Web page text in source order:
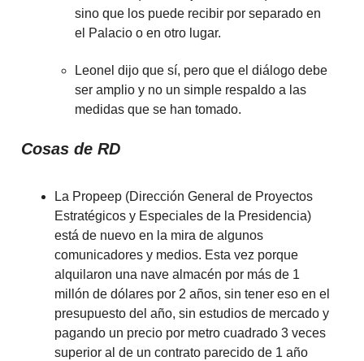
sino que los puede recibir por separado en
el Palacio o en otro lugar.
Leonel dijo que sí, pero que el diálogo debe
ser amplio y no un simple respaldo a las
medidas que se han tomado.
Cosas de RD
La Propeep (Dirección General de Proyectos
Estratégicos y Especiales de la Presidencia)
está de nuevo en la mira de algunos
comunicadores y medios. Esta vez porque
alquilaron una nave almacén por más de 1
millón de dólares por 2 años, sin tener eso en el
presupuesto del año, sin estudios de mercado y
pagando un precio por metro cuadrado 3 veces
superior al de un contrato parecido de 1 año